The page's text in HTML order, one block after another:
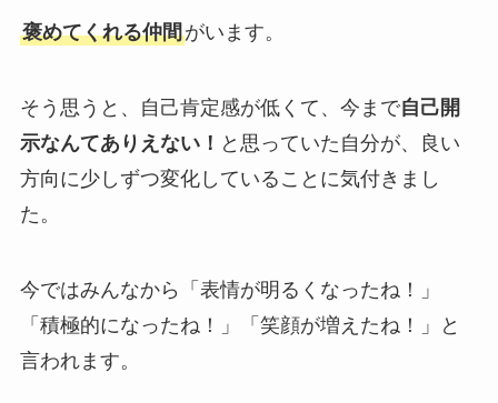
褒めてくれる仲間がいます。
そう思うと、自己肯定感が低くて、今まで自己開
示なんてありえない！ と思っていた自分が、良い
方向に少しずつ変化していることに気付きまし
た。
今ではみんなから「表情が明るくなったね！」
「積極的になったね！」「笑顔が増えたね！」と
言われます。